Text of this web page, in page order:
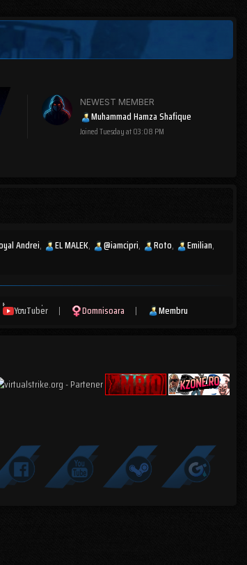
NEWEST MEMBER
Muhammad Hamza Shafique
JoinedTuesday at 03:08 PM
Andrei EL MALEK @iamcipri Roto
Emilian
YouTuber | Domnisoara | Membru